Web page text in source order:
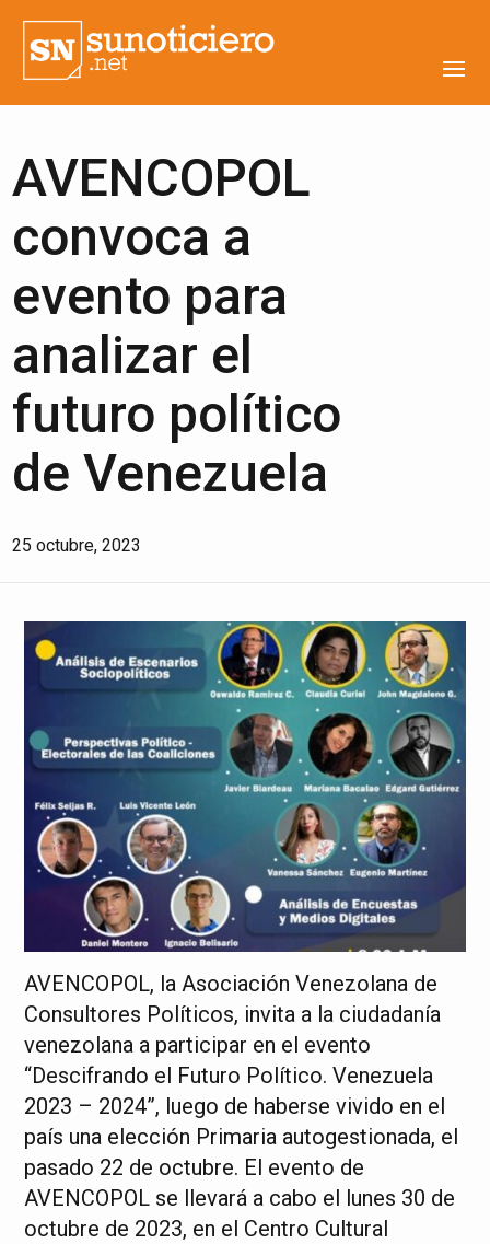
AVENCOPOL
convoca a
evento para
analizar el
futuro político
de Venezuela
25 octubre, 2023
AVENCOPOL, la Asociación Venezolana de
Consultores Políticos, invita a la ciudadanía
venezolana a participar en el evento
“Descifrando el Futuro Político. Venezuela
2023 – 2024”, luego de haberse vivido en el
país una elección Primaria autogestionada, el
pasado 22 de octubre. El evento de
AVENCOPOL se llevará a cabo el lunes 30 de
octubre de 2023, en el Centro Cultural